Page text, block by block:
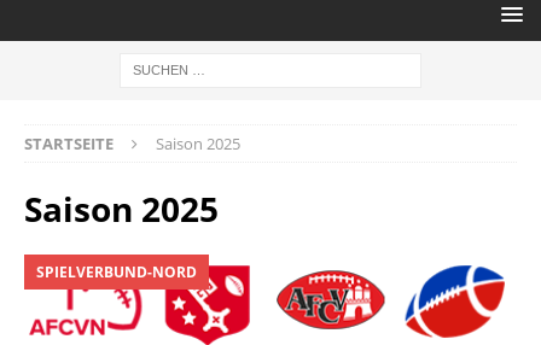
STARTSEITE Saison 2025
Saison 2025
SPIELVERBUND-NORD